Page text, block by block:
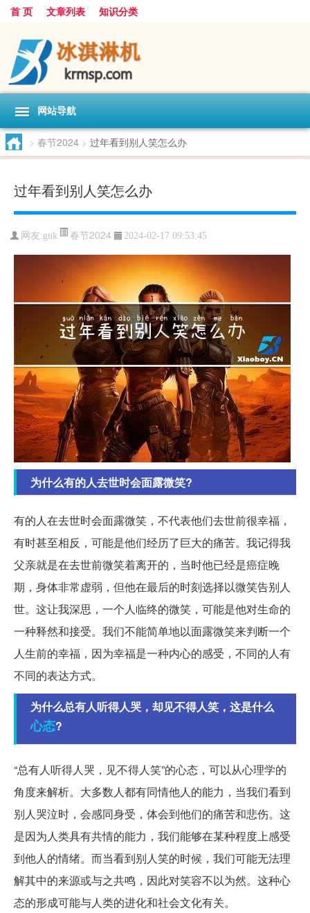
首 页 文章列表 知识分类
网站导航
> 春节2024 > 过年看到别人笑怎么办
过年看到别人笑怎么办
网友:gnk 春节2024 2024-02-17 09:53:45
为什么有的人去世时会面露微笑?
有的人在去世时会面露微笑，不代表他们去世前很幸福，
有时甚至相反，可能是他们经历了巨大的痛苦。我记得我
父亲就是在去世前微笑着离开的，当时他已经是癌症晚
期，身体非常虚弱，但他在最后的时刻选择以微笑告别人
世。这让我深思，一个人临终的微笑，可能是他对生命的
一种释然和接受。我们不能简单地以面露微笑来判断一个
人生前的幸福，因为幸福是一种内心的感受，不同的人有
不同的表达方式。
为什么总有人听得人哭，却见不得人笑，这是什么
心态?
“总有人听得人哭，见不得人笑”的心态，可以从心理学的
角度来解析。大多数人都有同情他人的能力，当我们看到
别人哭泣时，会感同身受，体会到他们的痛苦和悲伤。这
是因为人类具有共情的能力，我们能够在某种程度上感受
到他人的情绪。而当看到别人笑的时候，我们可能无法理
解其中的来源或与之共鸣，因此对笑容不以为然。这种心
态的形成可能与人类的进化和社会文化有关。